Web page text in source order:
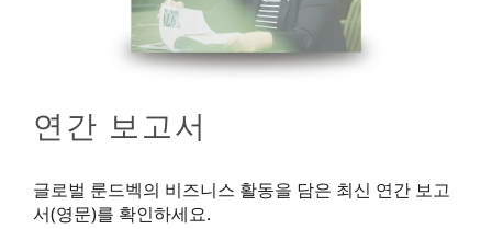
연간 보고서
글로벌 룬드벡의 비즈니스 활동을 담은 최신 연간 보고
서(영문)를 확인하세요.